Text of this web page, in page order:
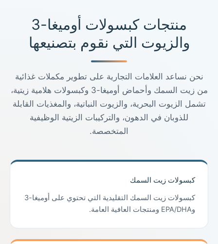
منتجات كبسولات أوميغا-3
والزيوت التي نقوم بتصنيعها
نحن نساعد العلامات التجارية على تطوير مكملات غذائية
من زيت السمك وأحماض أوميغا-3 وكبسولات هلامية زيتية،
تشمل الزيوت البحرية، والزيوت النباتية، والمغذيات القابلة
للذوبان في الدهون، والتركيبات الزيتية الوظيفية
المتخصصة.
كبسولات زيت السمك
كبسولات زيت السمك التقليدية التي تحتوي على أوميغا-3
وEPA/DHA ومنتجات العافية العامة.